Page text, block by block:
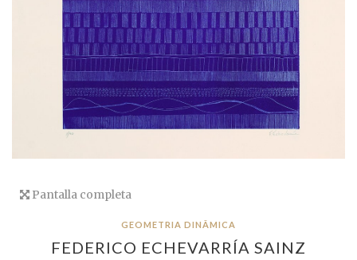
Pantalla completa
GEOMETRIA DINÂMICA
FEDERICO ECHEVARRÍA SAINZ